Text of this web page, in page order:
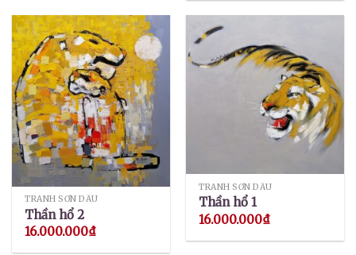
TRANH SƠN DẦU
Thần hổ 2
16.000.000₫
TRANH SƠN DẦU
Thần hổ 1
16.000.000₫